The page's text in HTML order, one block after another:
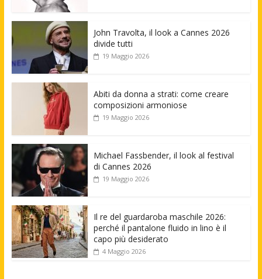
John Travolta, il look a Cannes 2026
divide tutti
19 Maggio 2026
Abiti da donna a strati: come creare
composizioni armoniose
19 Maggio 2026
Michael Fassbender, il look al festival
di Cannes 2026
19 Maggio 2026
Il re del guardaroba maschile 2026:
perché il pantalone fluido in lino è il
capo più desiderato
4 Maggio 2026